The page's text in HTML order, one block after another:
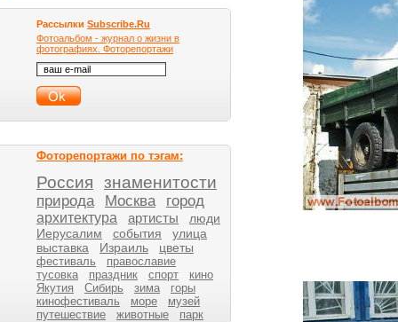
Рассылки Subscribe.Ru
Фотоальбом - журнал о жизни в
фотографиях. Фоторепортажи
Фоторепортажи по тэгам:
Россия знаменитости
природа Москва город
архитектура артисты
люди
Иерусалим
события
улица
выставка
Израиль цветы
фестиваль
православие
тусовка
праздник спорт
кино
Якутия
Сибирь зима
горы
кинофестиваль
море
музей
путешествие
животные парк